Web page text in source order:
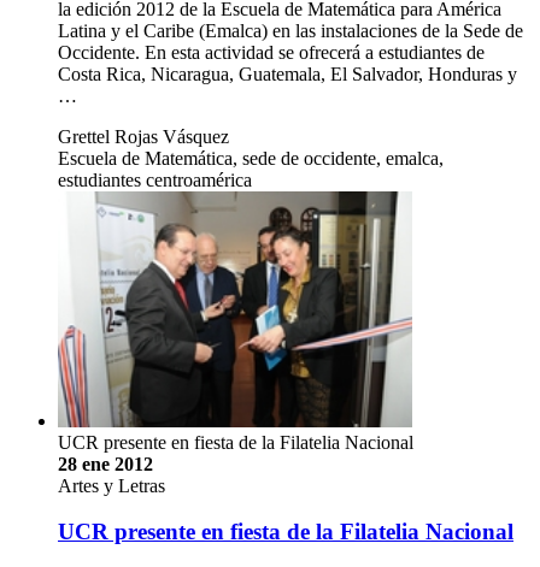
la edición 2012 de la Escuela de Matemática para América
Latina y el Caribe (Emalca) en las instalaciones de la Sede de
Occidente. En esta actividad se ofrecerá a estudiantes de
Costa Rica, Nicaragua, Guatemala, El Salvador, Honduras y
…
Grettel Rojas Vásquez
Escuela de Matemática, sede de occidente, emalca,
estudiantes centroamérica
UCR presente en fiesta de la Filatelia Nacional
28 ene 2012
Artes y Letras
UCR presente en fiesta de la Filatelia Nacional